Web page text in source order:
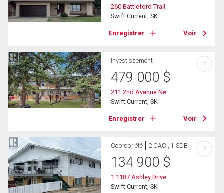
260 Battleford Trail
Swift Current, SK
Enregistrer Voir
Investissement
479 000 $
211 2nd Avenue Ne
Swift Current, SK
Enregistrer Voir
?
Copropriété 2 CAC , 1 SDB
134 900 $
1 1187 Ashley Drive
Swift Current, SK
?